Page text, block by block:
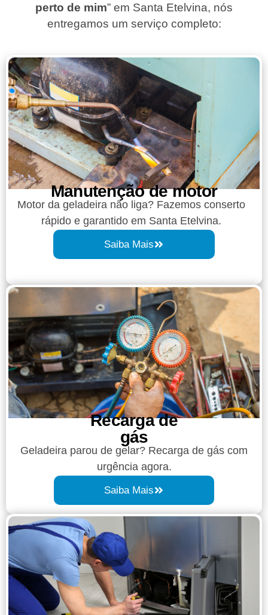
perto de mim” em Santa Etelvina, nós
entregamos um serviço completo:
Manutenção de motor
Motor da geladeira não liga? Fazemos conserto
rápido e garantido em Santa Etelvina.
Saiba Mais
Recarga de
gás
Geladeira parou de gelar? Recarga de gás com
urgência agora.
Saiba Mais